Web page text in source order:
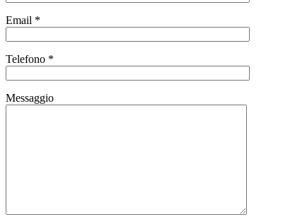
Email *
Telefono *
Messaggio